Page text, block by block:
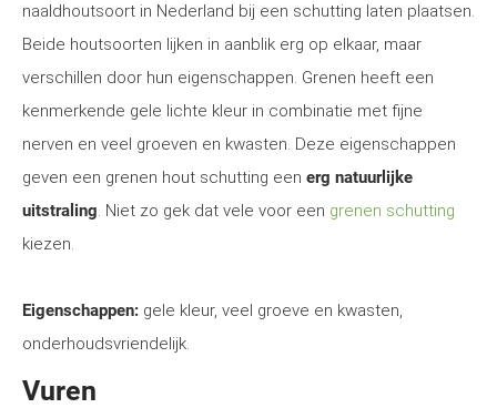
naaldhoutsoort in Nederland bij een schutting laten plaatsen.
Beide houtsoorten lijken in aanblik erg op elkaar, maar
verschillen door hun eigenschappen. Grenen heeft een
kenmerkende gele lichte kleur in combinatie met fijne
nerven en veel groeven en kwasten. Deze eigenschappen
geven een grenen hout schutting een erg natuurlijke
uitstraling. Niet zo gek dat vele voor een grenen schutting
kiezen.
Eigenschappen: gele kleur, veel groeve en kwasten,
onderhoudsvriendelijk.
Vuren